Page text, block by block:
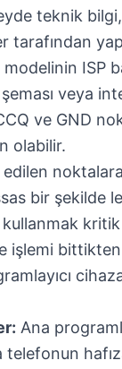
teknik
ISP
veya
ve GND
olabilir.
bir şekilde
işlemi
Ana
telefonun